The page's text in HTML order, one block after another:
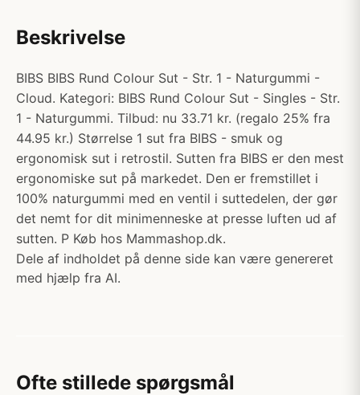
Beskrivelse
BIBS BIBS Rund Colour Sut - Str. 1 - Naturgummi -
Cloud. Kategori: BIBS Rund Colour Sut - Singles - Str.
1 - Naturgummi. Tilbud: nu 33.71 kr. (regalo 25% fra
44.95 kr.) Størrelse 1 sut fra BIBS - smuk og
ergonomisk sut i retrostil. Sutten fra BIBS er den mest
ergonomiske sut på markedet. Den er fremstillet i
100% naturgummi med en ventil i suttedelen, der gør
det nemt for dit minimenneske at presse luften ud af
sutten. P Køb hos Mammashop.dk.
Dele af indholdet på denne side kan være genereret
med hjælp fra AI.
Ofte stillede spørgsmål